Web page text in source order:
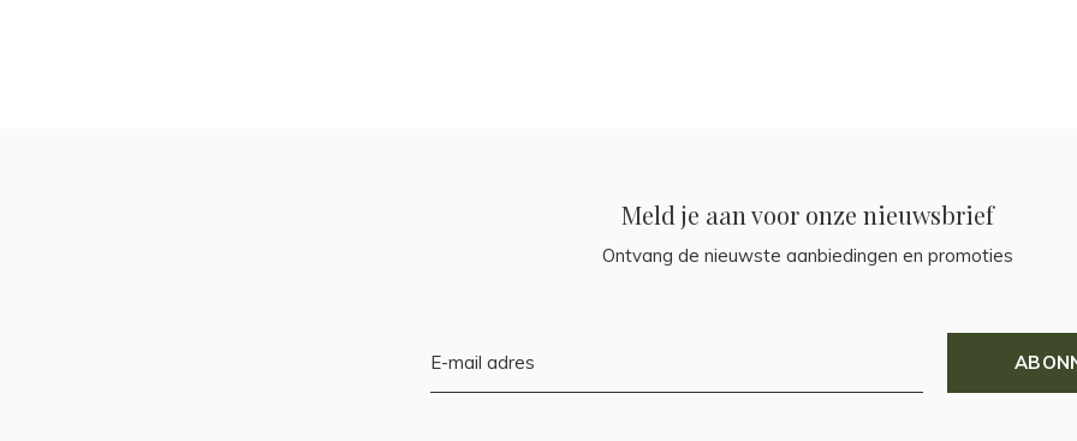
Meld je aan voor onze nieuwsbrief
Ontvang de nieuwste aanbiedingen en promoties